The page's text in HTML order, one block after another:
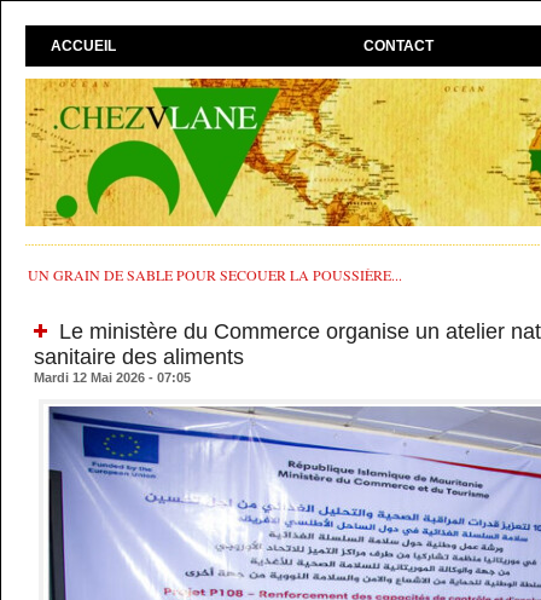
ACCUEIL CONTACT
UN GRAIN DE SABLE POUR SECOUER LA POUSSIÈRE...
Le ministère du Commerce organise un atelier
sanitaire des aliments
Mardi 12 Mai 2026 - 07:05